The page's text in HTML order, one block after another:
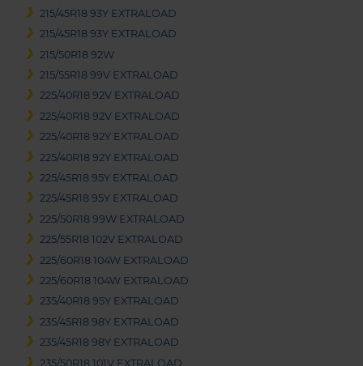
215/45R18 93Y EXTRALOAD
215/45R18 93Y EXTRALOAD
215/50R18 92W
215/55R18 99V EXTRALOAD
225/40R18 92V EXTRALOAD
225/40R18 92V EXTRALOAD
225/40R18 92Y EXTRALOAD
225/40R18 92Y EXTRALOAD
225/45R18 95Y EXTRALOAD
225/45R18 95Y EXTRALOAD
225/50R18 99W EXTRALOAD
225/55R18 102V EXTRALOAD
225/60R18 104W EXTRALOAD
225/60R18 104W EXTRALOAD
235/40R18 95Y EXTRALOAD
235/45R18 98Y EXTRALOAD
235/45R18 98Y EXTRALOAD
235/50R18 101V EXTRALOAD